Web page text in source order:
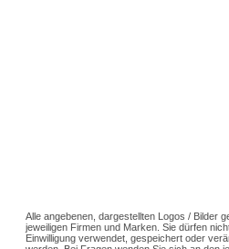
Alle angebenen, dargestellten Logos / Bilder
jeweiligen Firmen und Marken. Sie dürfen
Einwilligung verwendet, gespeichert oder